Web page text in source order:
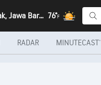
Cibadak, Jawa Barat 76°F
RADAR MINUTECAST®